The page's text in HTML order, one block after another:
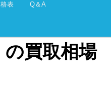
表 Q＆A
買取相場